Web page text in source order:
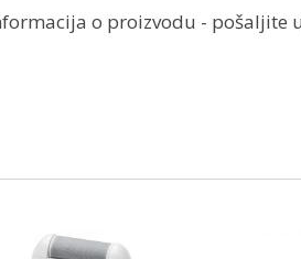
o proizvodu - pošaljite